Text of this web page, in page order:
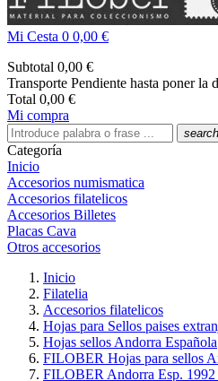
Mi Cesta 0 0,00 €
Subtotal 0,00 €
Transporte Pendiente hasta poner la
Total 0,00 €
Mi compra
search
Categoría
Inicio
Accesorios numismatica
Accesorios filatelicos
Accesorios Billetes
Placas Cava
Otros accesorios
Inicio
Filatelia
Accesorios filatelicos
Hojas para Sellos paises
Hojas sellos Andorra Española
FILOBER Hojas para sellos
FILOBER Andorra Esp. 1992